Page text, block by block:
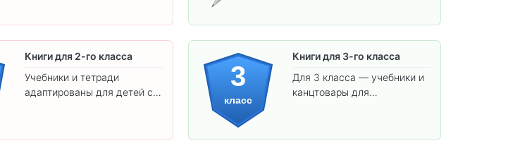
Книги для 2-го класса
Учебники и тетради
адаптированы для детей с
3
класс
Книги для 3-го класса
Для 3 класса — учебники и
канцтовары для